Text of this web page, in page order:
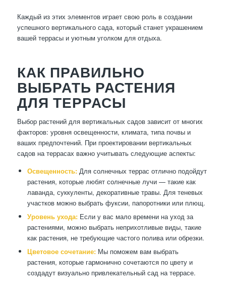
Каждый из этих элементов играет свою роль в создании
успешного вертикального сада, который станет украшением
вашей террасы и уютным уголком для отдыха.
КАК ПРАВИЛЬНО
ВЫБРАТЬ РАСТЕНИЯ
ДЛЯ ТЕРРАСЫ
Выбор растений для вертикальных садов зависит от многих
факторов: уровня освещенности, климата, типа почвы и
ваших предпочтений. При проектировании вертикальных
садов на террасах важно учитывать следующие аспекты:
Освещенность:Для солнечных террас отлично подойдут
растения, которые любят солнечные лучи — такие как
лаванда, суккуленты, декоративные травы. Для теневых
участков можно выбрать фуксии, папоротники или плющ.
Уровень ухода:Если у вас мало времени на уход за
растениями, можно выбрать неприхотливые виды, такие
как растения, не требующие частого полива или обрезки.
Цветовое сочетание:Мы поможем вам выбрать
растения, которые гармонично сочетаются по цвету и
создадут визуально привлекательный сад на террасе.